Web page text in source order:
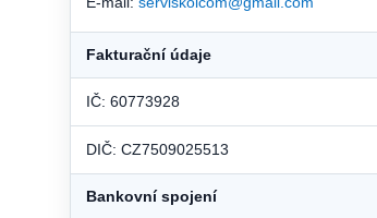
Fakturační údaje
IČ: 60773928
DIČ: CZ7509025513
Bankovní spojení